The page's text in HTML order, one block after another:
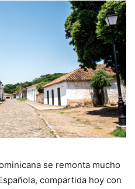
se remonta mucho
compartida hoy con